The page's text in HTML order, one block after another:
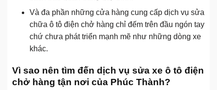
Và đa phần những cửa hàng cung cấp dịch vụ sửa
chữa ô tô điện chở hàng chỉ đếm trên đầu ngón tay
chứ chưa phát triển mạnh mẽ như những dòng xe
khác.
Vì sao nên tìm đến dịch vụ sửa xe ô tô điện
chở hàng tận nơi của Phúc Thành?